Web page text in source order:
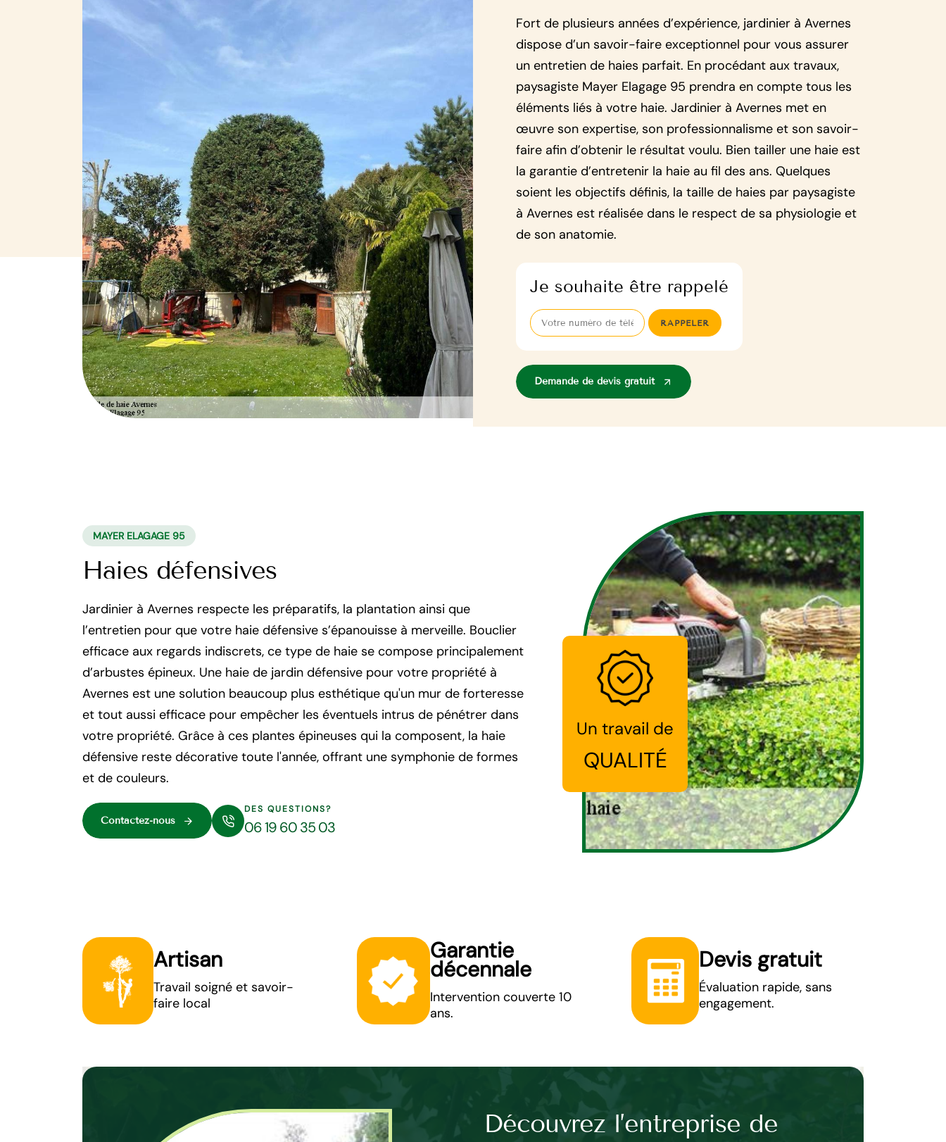
Fort de plusieurs années d’expérience, jardinier à Avernes
dispose d’un savoir-faire exceptionnel pour vous assurer
un entretien de haies parfait. En procédant aux travaux,
paysagiste Mayer Elagage 95 prendra en compte tous les
éléments liés à votre haie. Jardinier à Avernes met en
œuvre son expertise, son professionnalisme et son savoir-
faire afin d’obtenir le résultat voulu. Bien tailler une haie est
la garantie d’entretenir la haie au fil des ans. Quelques
soient les objectifs définis, la taille de haies par paysagiste
à Avernes est réalisée dans le respect de sa physiologie et
de son anatomie.
Je souhaite être rappelé
Demande de devis gratuit
MAYER ELAGAGE 95
Haies défensives
Jardinier à Avernes respecte les préparatifs, la plantation ainsi que
l’entretien pour que votre haie défensive s’épanouisse à merveille. Bouclier
efficace aux regards indiscrets, ce type de haie se compose principalement
d’arbustes épineux. Une haie de jardin défensive pour votre propriété à
Avernes est une solution beaucoup plus esthétique qu'un mur de forteresse
et tout aussi efficace pour empêcher les éventuels intrus de pénétrer dans
votre propriété. Grâce à ces plantes épineuses qui la composent, la haie
défensive reste décorative toute l'année, offrant une symphonie de formes
et de couleurs.
Contactez-nous
DES QUESTIONS?
06 19 60 35 03
Un travail de
QUALITÉ
Artisan
Travail soigné et savoir-
faire local
Garantie
décennale
Intervention couverte 10
ans.
Devis gratuit
Évaluation rapide, sans
engagement.
Choisissez le tarif
Découvrez l’entreprise de